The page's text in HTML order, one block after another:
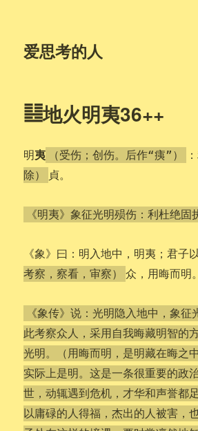
爱思考的人
䷣地火明夷36++
明夷 （受伤；创伤。后作“痍”）
除）
貞。
《明夷》象征光明殒伤：利杜绝固
《象》曰：明入地中，明夷；君子
考察，察看，审察）
众，用晦而明。
《象传》说：光明隐入地中，象征
此考察众人，采用自我晦藏明智的
光明。（用晦而明，是明藏在晦之
实际上是明。这是一条很重要的政
世，动辄遇到危机，才华和声誉都
以庸碌的人得福，杰出的人被害，